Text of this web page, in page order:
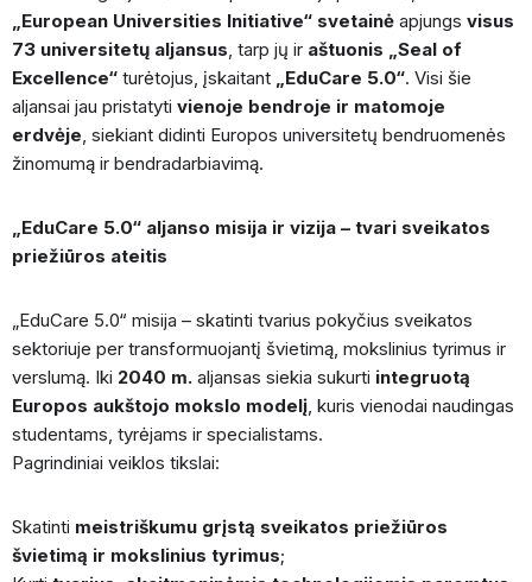
„European Universities Initiative“ svetainė apjungs visus
73 universitetų aljansus, tarp jų ir aštuonis „Seal of
Excellence“ turėtojus, įskaitant „EduCare 5.0“. Visi šie
aljansai jau pristatyti vienoje bendroje ir matomoje
erdvėje, siekiant didinti Europos universitetų bendruomenės
žinomumą ir bendradarbiavimą.
„EduCare 5.0“ aljanso misija ir vizija – tvari sveikatos
priežiūros ateitis
„EduCare 5.0“ misija – skatinti tvarius pokyčius sveikatos
sektoriuje per transformuojantį švietimą, mokslinius tyrimus ir
verslumą. Iki 2040 m. aljansas siekia sukurti integruotą
Europos aukštojo mokslo modelį, kuris vienodai naudingas
studentams, tyrėjams ir specialistams.
Pagrindiniai veiklos tikslai:
Skatinti meistriškumu grįstą sveikatos priežiūros
švietimą ir mokslinius tyrimus;